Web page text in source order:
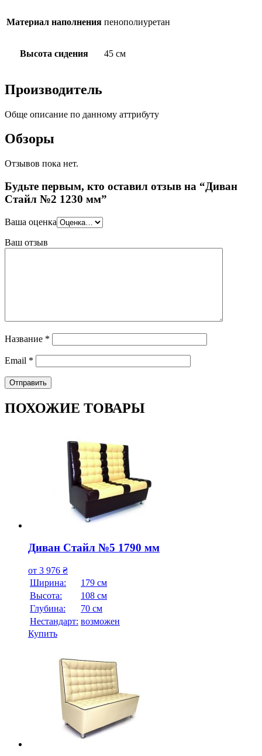
Материал наполнения пенополиуретан
Высота сидения 45 см
Производитель
Обще описание по данному аттрибуту
Обзоры
Отзывов пока нет.
Будьте первым, кто оставил отзыв на “Диван
Стайл №2 1230 мм”
Ваша оценка
Ваш отзыв
Название *
Email *
ПОХОЖИЕ ТОВАРЫ
Диван Стайл №5 1790 мм
от 3 976 ₴
Ширина:
179 см
Высота:
108 см
Глубина:
70 см
Нестандарт: возможен
Купить